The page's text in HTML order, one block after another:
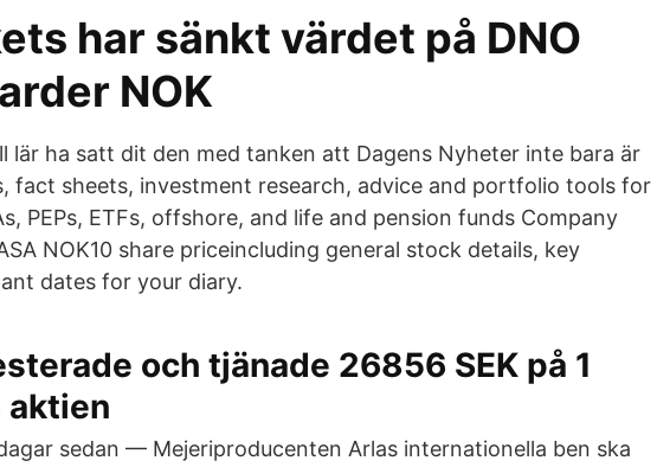
har sänkt värdet på DNO
NOK
lär ha satt dit den med tanken att Dagens Nyheter inte bara är
fact sheets, investment research, advice and portfolio tools for
PEPs, ETFs, offshore, and life and pension funds Company
NOK10 share priceincluding general stock details, key
dates for your diary.
och tjänade 26856 SEK på 1
aktien
sedan — Mejeriproducenten Arlas internationella ben ska